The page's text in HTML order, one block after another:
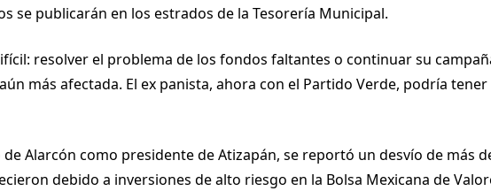
se publicarán en los estrados de la Tesorería Municipal.
resolver el problema de los fondos faltantes o continuar su
más afectada. El ex panista, ahora con el Partido Verde, podría
Alarcón como presidente de Atizapán, se reportó un desvío de más
debido a inversiones de alto riesgo en la Bolsa Mexicana de